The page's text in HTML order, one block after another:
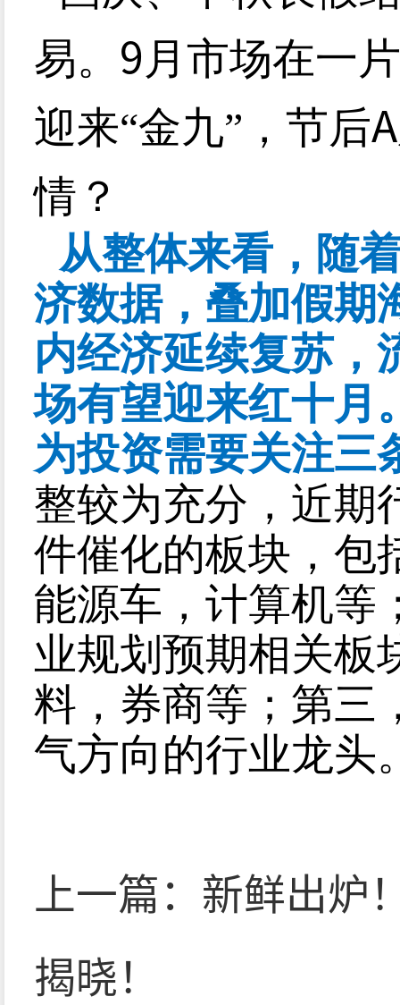
易。 9 月市场在一
迎来“金九”，节后A
情？
从整体来看，随
济数据，叠加假期
内经济延续复苏，
场有望迎来红十月
为投资需要关注三
整较为充分，近期
件催化的板块，包
能源车，计算机等
业规划预期相关板
料，券商等；第三
气方向的行业龙头
上一篇： 新鲜出炉
揭晓！